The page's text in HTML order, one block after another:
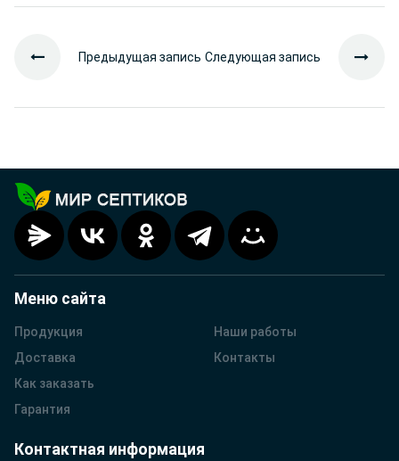
Предыдущая запись Следующая запись
Меню сайта
Продукция
Доставка
Как заказать
Гарантия
Наши работы
Контакты
Контактная информация